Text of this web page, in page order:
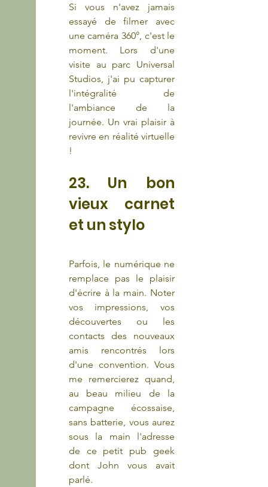
Si vous n'avez jamais
essayé de filmer avec
une caméra 360°, c'est le
moment. Lors d'une
visite au parc Universal
Studios, j'ai pu capturer
l'intégralité de
l'ambiance de la
journée. Un vrai plaisir à
revivre en réalité virtuelle
!
23. Un bon
vieux carnet
et un stylo
Parfois, le numérique ne
remplace pas le plaisir
d'écrire à la main. Noter
vos impressions, vos
découvertes ou les
contacts des nouveaux
amis rencontrés lors
d'une convention. Vous
me remercierez quand,
au beau milieu de la
campagne écossaise,
sans batterie, vous aurez
sous la main l'adresse
de ce petit pub geek
dont John vous avait
parlé.